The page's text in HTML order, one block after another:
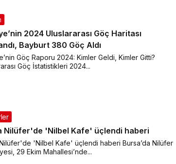
2024 Uluslararası Göç Haritası
Bayburt 380 Göç Aldı
Göç Raporu 2024: Kimler Geldi, Kimler Gitti?
Göç İstatistikleri 2024...
Nilüfer'de 'Nilbel Kafe' üçlendi haberi
'Nilbel Kafe' üçlendi haberi Bursa’da Nilüfer
29 Ekim Mahallesi’nde...